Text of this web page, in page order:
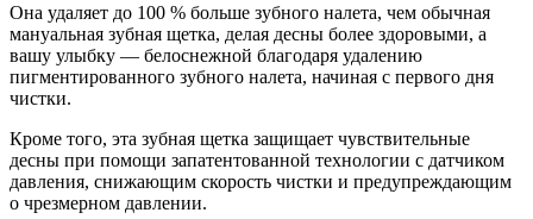
Она удаляет до 100 % больше зубного налета, чем обычная
мануальная зубная щетка, делая десны более здоровыми, а
вашу улыбку — белоснежной благодаря удалению
пигментированного зубного налета, начиная с первого дня
чистки.
Кроме того, эта зубная щетка защищает чувствительные
десны при помощи запатентованной технологии с датчиком
давления, снижающим скорость чистки и предупреждающим
о чрезмерном давлении.